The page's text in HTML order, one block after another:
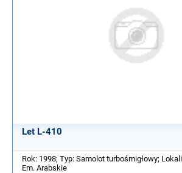
Let L-410
Rok: 1998; Typ: Samolot turbośmigłowy;
Em. Arabskie